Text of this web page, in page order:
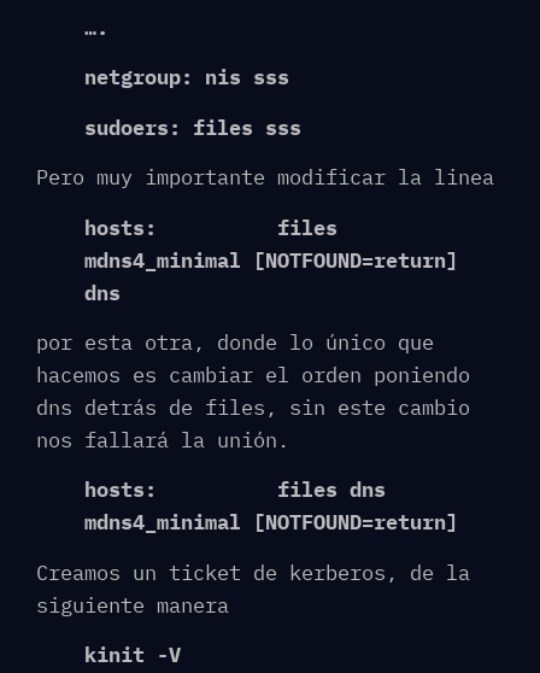
….
netgroup: nis sss
sudoers: files sss
Pero muy importante modificar la linea
hosts: files
mdns4_minimal [NOTFOUND=return]
dns
por esta otra, donde lo único que
hacemos es cambiar el orden poniendo
dns detrás de files, sin este cambio
nos fallará la unión.
hosts: files dns
mdns4_minimal [NOTFOUND=return]
Creamos un ticket de kerberos, de la
siguiente manera
kinit -V